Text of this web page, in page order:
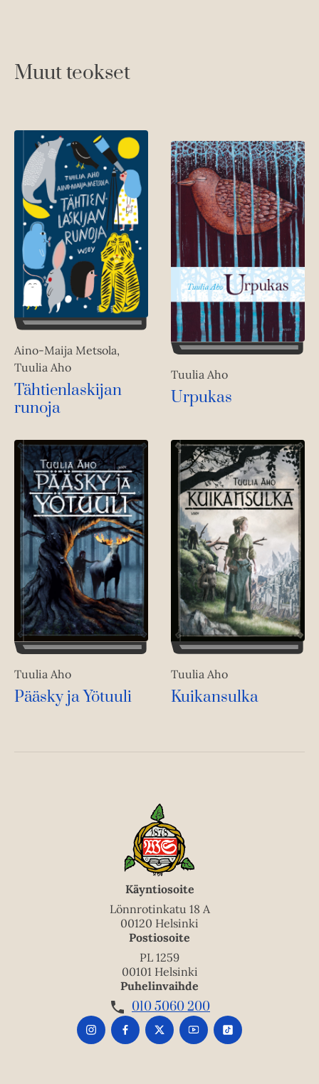
Muut teokset
Aino-Maija Metsola,
Tuulia Aho
Tähtienlaskijan
runoja
Tuulia Aho
Urpukas
Tuulia Aho
Pääsky ja Yötuuli
Tuulia Aho
Kuikansulka
Käyntiosoite
Lönnrotinkatu 18 A
00120 Helsinki
Postiosoite
PL 1259
00101 Helsinki
Puhelinvaihde
010 5060 200